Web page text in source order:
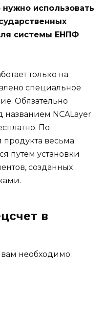
использовать
системы ЕНПФ
только на
специальное
Обязательно
названием NCALayer.
По
весьма
путем установки
созданных
в
вам необходимо: